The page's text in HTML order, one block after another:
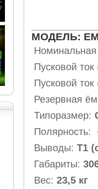
МОДЕЛЬ:
Пусковой ток
Пусковой ток
Резервная
Типоразмер:
Полярность:
Выводы: Т1
Габариты:
Вес: 23,5 кг